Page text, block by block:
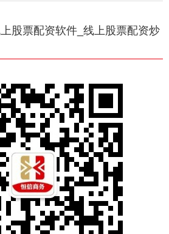
股票配资软件_线上股票配资炒